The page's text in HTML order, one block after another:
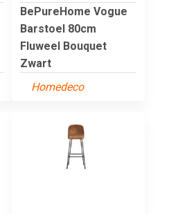
BePureHome Vogue
Barstoel 80cm
Fluweel Bouquet
Zwart
Homedeco